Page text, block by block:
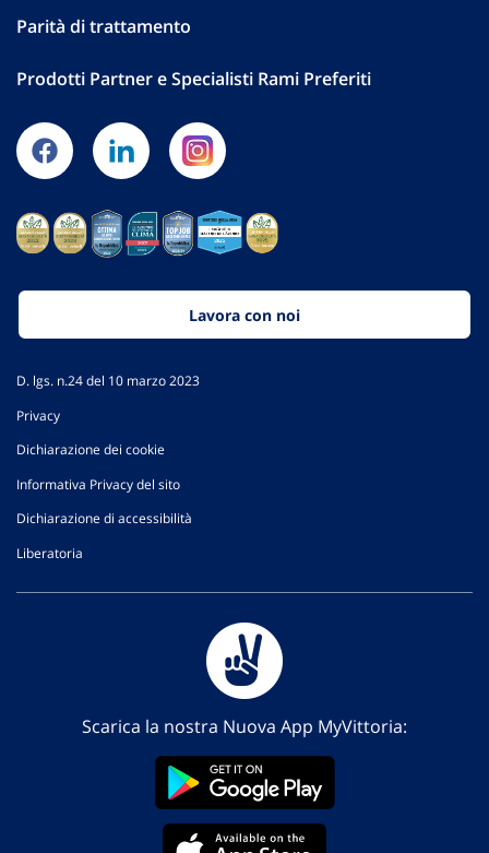
Parità di trattamento
Prodotti Partner e Specialisti Rami Preferiti
Lavora con noi
D. lgs. n.24 del 10 marzo 2023
Privacy
Dichiarazione dei cookie
Informativa Privacy del sito
Dichiarazione di accessibilità
Liberatoria
Scarica la nostra Nuova App MyVittoria: